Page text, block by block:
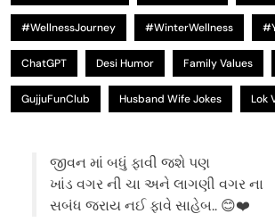
#WellnessJourney #WinterWellness
ChatGPT Desi Humor Family Values
GujjuFunClub Husband Wife Jokes Lok
જીવન માં બધું ફાવી જશે પણ
ખાંડ વગર ની ચા અને લાગણી વગર ના
સબંધ જરાય નઈ ફાવે સાહેબ.. 😊❤️